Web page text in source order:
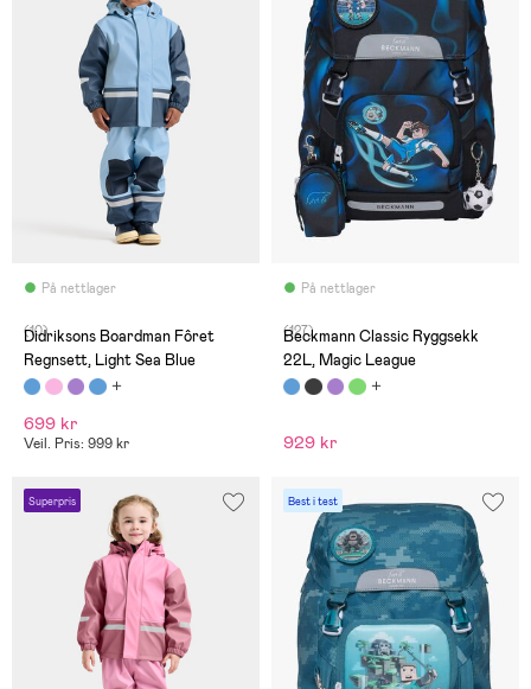
På nettlager
(10)
Didriksons Boardman Fôret
Regnsett, Light Sea Blue
699 kr
Veil. Pris: 999 kr
På nettlager
(127)
Beckmann Classic Ryggsekk
22L, Magic League
929 kr
Superpris Best i test